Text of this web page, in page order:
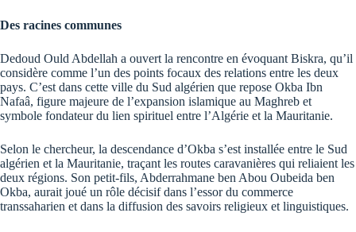
Des racines communes
Dedoud Ould Abdellah a ouvert la rencontre en évoquant Biskra, qu’il
considère comme l’un des points focaux des relations entre les deux
pays. C’est dans cette ville du Sud algérien que repose Okba Ibn
Nafaâ, figure majeure de l’expansion islamique au Maghreb et
symbole fondateur du lien spirituel entre l’Algérie et la Mauritanie.
Selon le chercheur, la descendance d’Okba s’est installée entre le Sud
algérien et la Mauritanie, traçant les routes caravanières qui reliaient les
deux régions. Son petit-fils, Abderrahmane ben Abou Oubeida ben
Okba, aurait joué un rôle décisif dans l’essor du commerce
transsaharien et dans la diffusion des savoirs religieux et linguistiques.